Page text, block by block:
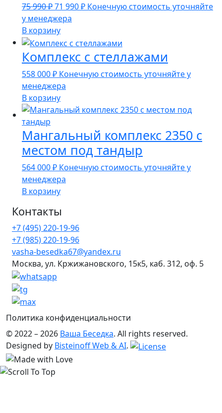
75 990₽Первоначальная
цена
составляла
75
990 ₽.
71 990₽Текущая
990 ₽.
Конечную стоимость уточняйте
у менеджера
В корзину
Комплекс с стеллажами
558 000₽ Конечную стоимость уточняйте у
менеджера
В корзину
Мангальный комплекс 2350 с
местом под тандыр
564 000₽ Конечную стоимость уточняйте у
менеджера
В корзину
Контакты
+7 (495) 220-19-96
+7 (985) 220-19-96
vasha-besedka67@yandex.ru
Москва, ул. Кржижановского, 15к5, каб. 312, оф. 5
Политика конфиденциальности
© 2022 – 2026 Ваша Беседка. All rights reserved.
Designed by Bisteinoff Web & AI.